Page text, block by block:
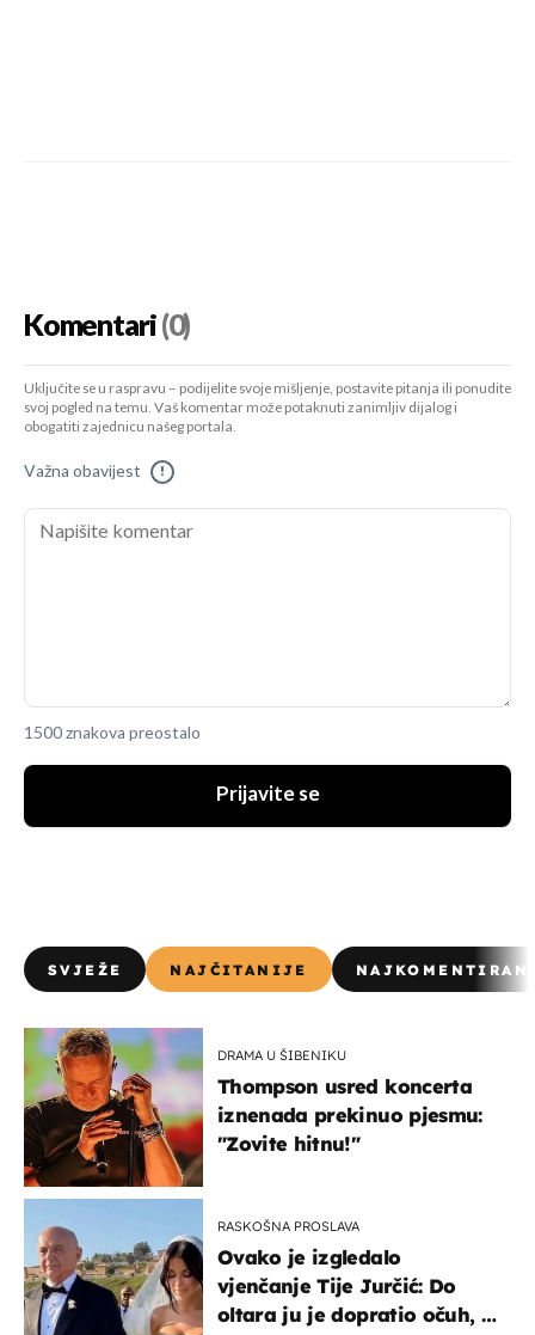
Komentari(0)
Uključite se u raspravu – podijelite svoje mišljenje, postavite pitanja ili ponudite
svoj pogled na temu. Vaš komentar može potaknuti zanimljiv dijalog i
obogatiti zajednicu našeg portala.
Važna obavijest !
1500 znakova preostalo
Prijavite se
SVJEŽE NAJČITANIJE
DRAMA U ŠIBENIKU
Thompson usred koncerta
iznenada prekinuo pjesmu:
"Zovite hitnu!"
RASKOŠNA PROSLAVA
Ovako je izgledalo
vjenčanje Tije Jurčić: Do
oltara ju je dopratio očuh, a